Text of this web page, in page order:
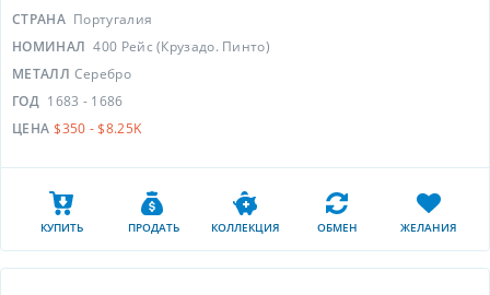
СТРАНА Португалия
НОМИНАЛ 400 Рейс (Крузадо. Пинто)
МЕТАЛЛ Серебро
ГОД 1683 - 1686
ЦЕНА $350 - $8.25K
КУПИТЬ ПРОДАТЬ КОЛЛЕКЦИЯ ОБМЕН ЖЕЛАНИЯ